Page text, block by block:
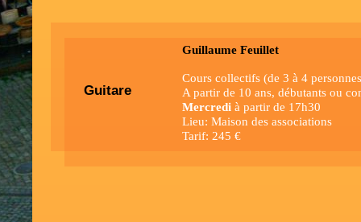
Guitare
Guillaume Feuillet
Cours collectifs (de 3 à 4
A partir de 10 ans, débutants ou
Mercredi à partir de 17h30
Lieu: Maison des associations
Tarif: 245 €